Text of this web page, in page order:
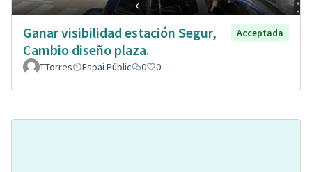
Ganar visibilidad estación Segur,
Cambio diseño plaza.
Acceptada
T.Torres Espai Públic 0 0